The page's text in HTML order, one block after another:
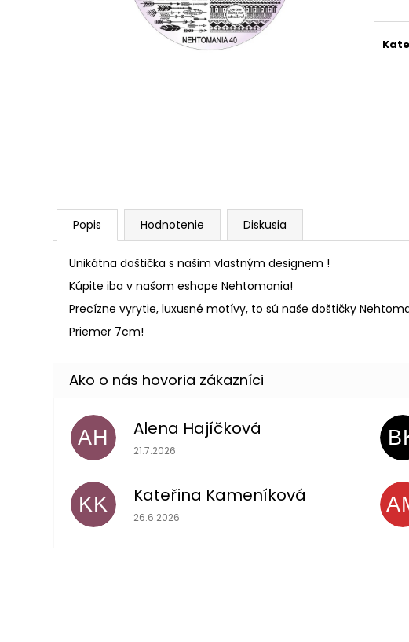
Popis Hodnotenie Diskusia
Unikátna doštička s našim vlastným designem !
Kúpite iba v našom eshope Nehtomania!
Precízne vyrytie, luxusné motívy, to sú naše doštičky
Priemer 7cm!
AH Alena Hajíčková
Hodnotenie obchodu je 5 z 5 hviezdičiek.
21.7.2026
KK Kateřina Kameníková
Hodnotenie obchodu je 5 z 5 hviezdičiek.
26.6.2026
PILNÍK HALFMOON 100/180 1KS